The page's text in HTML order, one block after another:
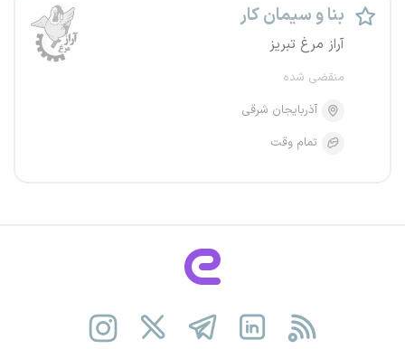
بنا و سیمان کار
آراز مرغ تبریز
منقضی شده
آذربایجان شرقی
تمام وقت